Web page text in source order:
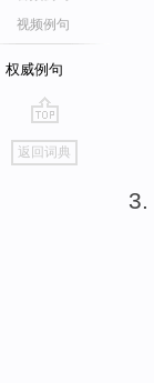
视频例句
权威例句
go
top
返回词典